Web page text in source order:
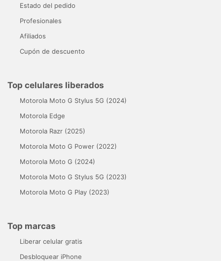
Estado del pedido
Profesionales
Afiliados
Cupón de descuento
Top celulares liberados
Motorola Moto G Stylus 5G (2024)
Motorola Edge
Motorola Razr (2025)
Motorola Moto G Power (2022)
Motorola Moto G (2024)
Motorola Moto G Stylus 5G (2023)
Motorola Moto G Play (2023)
Top marcas
Liberar celular gratis
Desbloquear iPhone